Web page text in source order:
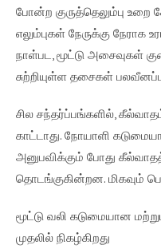
போன்ற குருத்தெலும்பு உறை
எலும்புகள் நேருக்கு நேராக
நாள்பட, மூட்டு அசைவுகள்
சுற்றியுள்ள தசைகள்
சில சந்தர்ப்பங்களில்,
காட்டாது. நோயாளி
அனுபவிக்கும் போது
தொடங்குகின்றன. மிகவும்
மூட்டு வலி கடுமையான
முதலில் நிகழ்கிறது